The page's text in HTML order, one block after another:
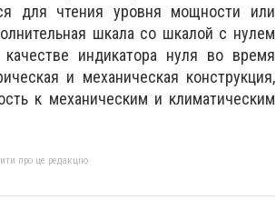
для чтения уровня мощности или
шкала со шкалой с нулем
индикатора нуля во время
и механическая конструкция,
к механическим и климатическим
про це редакцію